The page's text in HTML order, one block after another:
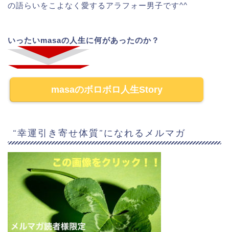
の語らいをこよなく愛するアラフォー男子です^^
いったいmasaの人生に何があったのか？
masaのボロボロ人生Story
“幸運引き寄せ体質”になれるメルマガ